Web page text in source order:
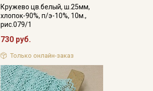
Кружево цв.белый, ш.25мм,
хлопок-90%, п/э-10%, 10м.,
рис.079/1
730 руб.
Только онлайн-заказ